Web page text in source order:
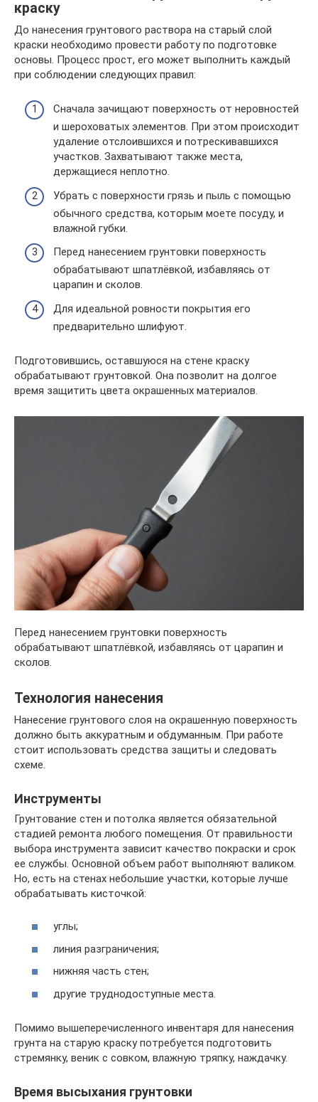
краску
До нанесения грунтового раствора на старый слой
краски необходимо провести работу по подготовке
основы. Процесс прост, его может выполнить каждый
при соблюдении следующих правил:
Сначала зачищают поверхность от неровностей
и шероховатых элементов. При этом происходит
удаление отслоившихся и потрескивавшихся
участков. Захватывают также места,
держащиеся неплотно.
Убрать с поверхности грязь и пыль с помощью
обычного средства, которым моете посуду, и
влажной губки.
Перед нанесением грунтовки поверхность
обрабатывают шпатлёвкой, избавляясь от
царапин и сколов.
Для идеальной ровности покрытия его
предварительно шлифуют.
Подготовившись, оставшуюся на стене краску
обрабатывают грунтовкой. Она позволит на долгое
время защитить цвета окрашенных материалов.
Перед нанесением грунтовки поверхность
обрабатывают шпатлёвкой, избавляясь от царапин и
сколов.
Технология нанесения
Нанесение грунтового слоя на окрашенную поверхность
должно быть аккуратным и обдуманным. При работе
стоит использовать средства защиты и следовать
схеме.
Инструменты
Грунтование стен и потолка является обязательной
стадией ремонта любого помещения. От правильности
выбора инструмента зависит качество покраски и срок
ее службы. Основной объем работ выполняют валиком.
Но, есть на стенах небольшие участки, которые лучше
обрабатывать кисточкой:
углы;
линия разграничения;
нижняя часть стен;
другие труднодоступные места.
Помимо вышеперечисленного инвентаря для нанесения
грунта на старую краску потребуется подготовить
стремянку, веник с совком, влажную тряпку, наждачку.
Время высыхания грунтовки